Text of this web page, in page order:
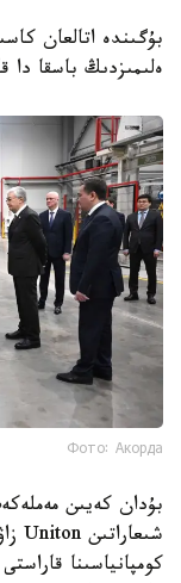
بۇگىندە اتالعان
ەلىمىزدىڭ باسقا دا
Фото: Акорда
بۇدان كەيىن